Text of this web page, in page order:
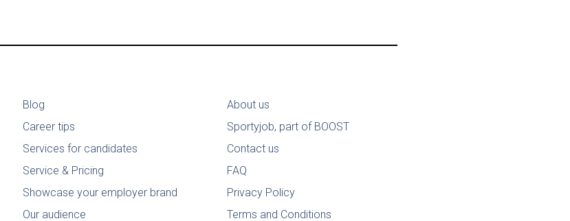
Blog
Career tips
Services for candidates
Service & Pricing
Showcase your employer brand
Our audience
About us
Sportyjob, part of BOOST
Contact us
FAQ
Privacy Policy
Terms and Conditions